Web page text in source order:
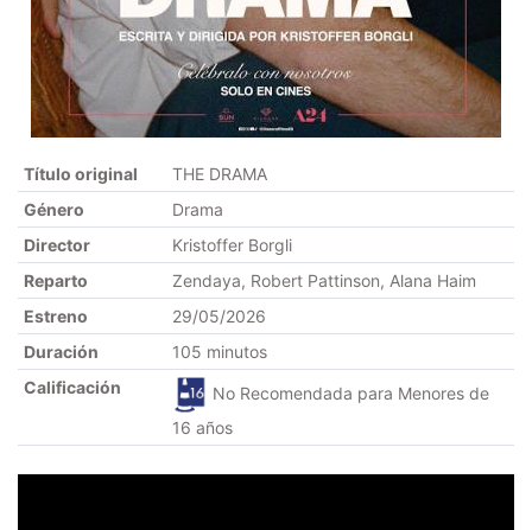
Título original
THE DRAMA
Género
Drama
Director
Kristoffer Borgli
Reparto
Zendaya, Robert Pattinson, Alana Haim
Estreno
29/05/2026
Duración
105 minutos
Calificación
No Recomendada para Menores de
16 años